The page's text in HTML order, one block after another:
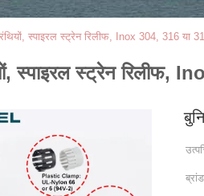
स्पाइरल स्ट्रेन रिलीफ, Inox 304, 316 या
स्ट्रेन रिलीफ,